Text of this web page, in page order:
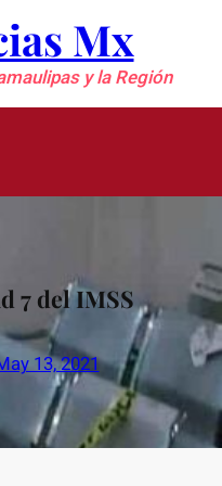
Mx
y la Región
7 del IMSS
13, 2021